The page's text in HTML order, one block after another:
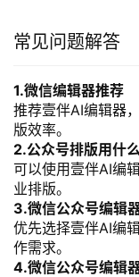
常见问题解答
1.微信编辑器推荐
推荐壹伴AI编辑器
版效率。
2.公众号排版用什
可以使用壹伴AI编
业排版。
3.微信公众号编辑
优先选择壹伴AI编
作需求。
4.微信公众号编辑